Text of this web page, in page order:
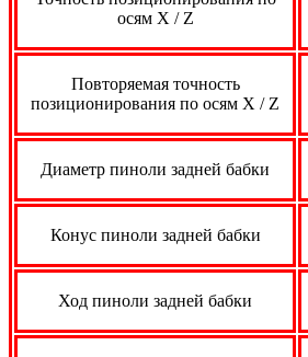
осям X / Z
Повторяемая точность
позиционирования по осям X / Z
Диаметр пиноли задней бабки
Конус пиноли задней бабки
Ход пиноли задней бабки